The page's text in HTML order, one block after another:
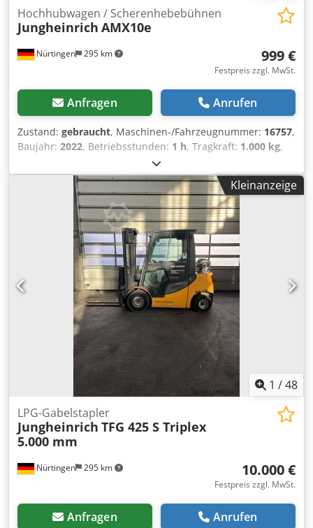
Nürtingen 295 km
Hochhubwagen / Scherenhebebühnen
Jungheinrich AMX10e
999 €
Festpreis zzgl. MwSt.
Anfragen Anrufen
Zustand: gebraucht, Maschinen-/Fahrzeugnummer: 16757,
Baujahr: 2022, Betriebsstunden: 1 h, Tragkraft: 1.000 kg,
, Lastschwerpunkt:
Kraftstofftyp:elektrisch, Masttyp:Sonstige, Bauhöhe:
, Batteriespannung:24 V, Gabellänge:1.150 mm,
Vorderreifengröße:, Hinterreifengröße:, Gesamtgewicht:
, 5066232 Cjdpoygn Ubofx An Hsha Seriennummer:
24918635 Batteriedaten: 24 V
Kleinanzeige
1 /48
Nürtingen 295 km
LPG-Gabelstapler
Jungheinrich TFG 425 S Triplex
5.000 mm
10.000 €
Festpreis zzgl. MwSt.
Anfragen Anrufen